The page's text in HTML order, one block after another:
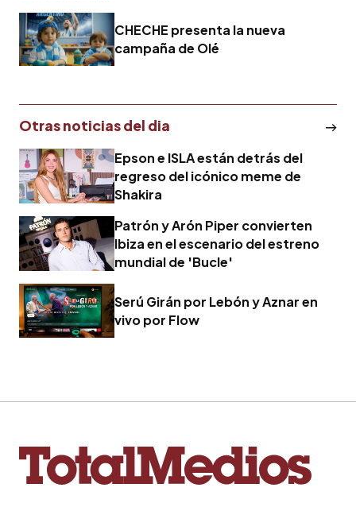
CHECHE presenta la nueva
campaña de Olé
Otras noticias del dia
Epson e ISLA están detrás del
regreso del icónico meme de
Shakira
Patrón y Arón Piper convierten
Ibiza en el escenario del estreno
mundial de 'Bucle'
Serú Girán por Lebón y Aznar en
vivo por Flow